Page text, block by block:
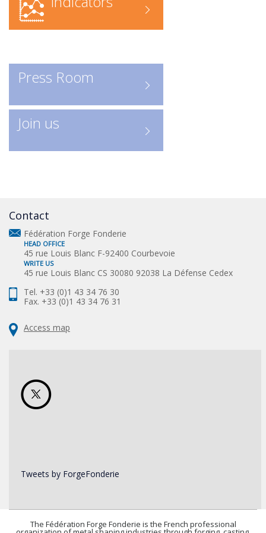
federation/rechercher-une-
entreprise-forge-fonderie/contact
directement à l’annuaire numérique
Consulter les entreprises :
Un outil indispensable pour
découvrir les acteurs clés de la
Press Room
Join us
Contact
Fédération Forge Fonderie
HEAD OFFICE
45 rue Louis Blanc F-92400 Courbevoie
WRITE US
45 rue Louis Blanc CS 30080 92038 La Défense Cedex
Tel. +33 (0)1 43 34 76 30
Fax. +33 (0)1 43 34 76 31
Access map
Tweets by ForgeFonderie
The Fédération Forge Fonderie is the French professional